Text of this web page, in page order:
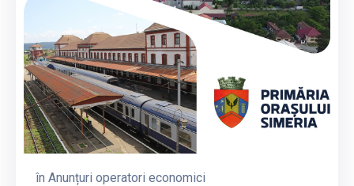
în Anunțuri operatori economici